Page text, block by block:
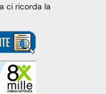
ci ricorda la